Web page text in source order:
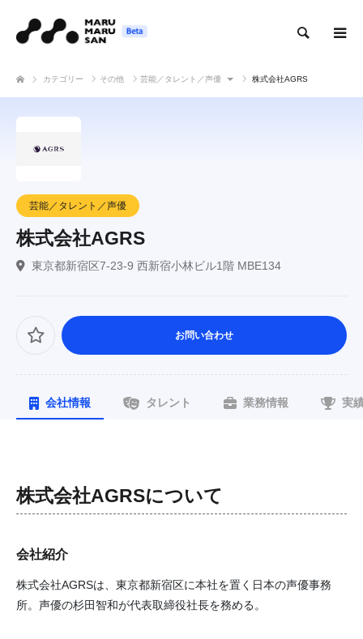
カテゴリー その他 芸能／タレント／声優 株式会社AGRS
芸能／タレント／声優
株式会社AGRS
東京都新宿区7-23-9 西新宿小林ビル1階 MBE134
お問い合わせ
会社情報 タレント 業務情報 実
株式会社AGRSについて
会社紹介
株式会社AGRSは、東京都新宿区に本社を置く日本の声優事務
所。声優の杉田智和が代表取締役社長を務める。